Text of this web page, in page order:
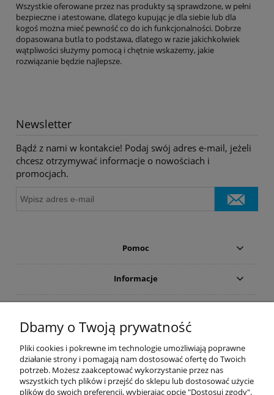
Wszystkie oferowane przez nas produkty są sprawdzone, w pełni
bezpieczne i atestowane, dlatego kupując je dla siebie lub dla
kogoś można mieć pewność co do ich funkcjonalności. Dobrze
dopasowana butla to podstawa, dlatego w razie jakichkolwiek
wątpliwości służymy pomocą i chętnie wskażemy, jakie
rozwiązanie będzie najlepsze.
Newsletter
Bądź z nami w kontakcie! Podaj swój adres e-mail, jeżeli
chcesz otrzymywać informacje o nowościach i
promocjach.
Pomoc
Informacje
PRODUCENCI
Dbamy o Twoją prywatność
Pliki cookies i pokrewne im technologie umożliwiają poprawne
działanie strony i pomagają nam dostosować ofertę do Twoich
potrzeb. Możesz zaakceptować wykorzystanie przez nas
wszystkich tych plików i przejść do sklepu lub dostosować użycie
plików do swoich preferencji, wybierając opcję "Dostosuj zgody".